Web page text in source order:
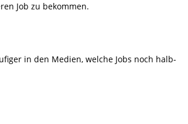
Job zu bekommen.
in den Medien, welche Jobs noch halb-